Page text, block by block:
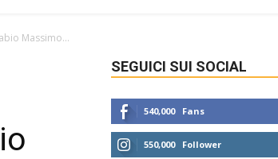
Massimo...
SEGUICI SUI SOCIAL
540,000 Fans
550,000 Follower